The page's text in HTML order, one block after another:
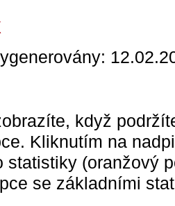
když
Kliknutím na
statistiky (oranžový
se základními